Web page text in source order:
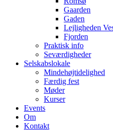
Gaarden
Gaden
Lejligheden
Fjorden
Praktisk info
Seværdigheder
Selskabslokale
Mindehøjtidelighed
Færdig fest
Møder
Kurser
Events
Om
Kontakt